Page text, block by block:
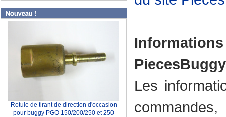
Rotule de tirant de direction d'occasion
pour buggy PGO 150/200/250 et 250
Les